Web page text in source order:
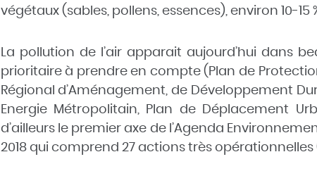
végétaux (sables, pollens, essences), environ 10-
La pollution de l’air apparait aujourd’hui dans
prioritaire à prendre en compte (Plan de
Régional d’Aménagement, de Développement
Energie Métropolitain, Plan de Déplacement
d’ailleurs le premier axe de l’Agenda
2018 qui comprend 27 actions très